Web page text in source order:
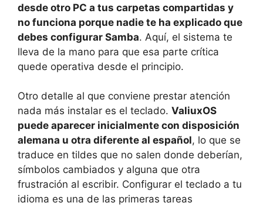
desde otro PC a tus carpetas compartidas y
no funciona porque nadie te ha explicado que
debes configurar Samba. Aquí, el sistema te
lleva de la mano para que esa parte crítica
quede operativa desde el principio.
Otro detalle al que conviene prestar atención
nada más instalar es el teclado. ValiuxOS
puede aparecer inicialmente con disposición
alemana u otra diferente al español, lo que se
traduce en tildes que no salen donde deberían,
símbolos cambiados y alguna que otra
frustración al escribir. Configurar el teclado a tu
idioma es una de las primeras tareas